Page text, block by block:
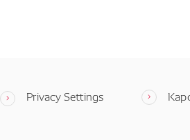
Privacy Settings